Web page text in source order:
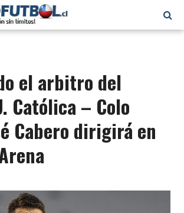
el arbitro del
Católica – Colo
Cabero dirigirá en